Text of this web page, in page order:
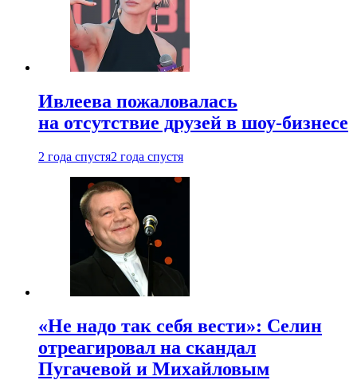
Ивлеева пожаловалась
на отсутствие друзей в шоу-бизнесе
2 года спустя2 года спустя
«Не надо так себя вести»: Селин
отреагировал на скандал
Пугачевой и Михайловым